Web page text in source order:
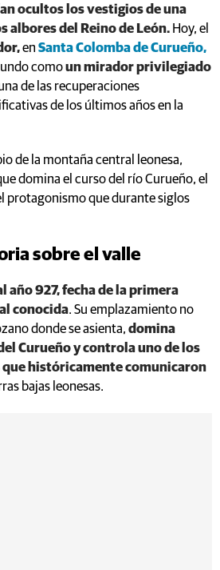
ocultos los vestigios de una
albores del Reino de León. Hoy, el
en Santa Colomba de Curueño,
comoun mirador privilegiado
de las recuperaciones
de los últimos años en la
de la montaña central leonesa,
domina el curso del río Curueño, el
protagonismo que durante siglos
sobre el valle
año 927, fecha de la primera
conocida. Su emplazamiento no
donde se asienta, domina
Curueño y controla uno de los
históricamente comunicaron
bajas leonesas.